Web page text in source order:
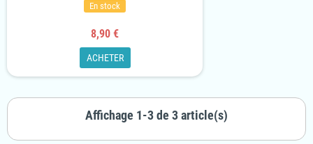
En stock
8,90 €
ACHETER
Affichage 1-3 de 3 article(s)